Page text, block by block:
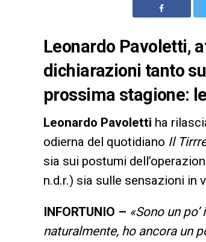
Leonardo Pavoletti,
dichiarazioni tanto
prossima stagione:
Leonardo Pavoletti ha
odierna del quotidiano Il
sia sui postumi
n.d.r.) sia sulle sensazioni in
INFORTUNIO – «Sono un
naturalmente, ho ancora un